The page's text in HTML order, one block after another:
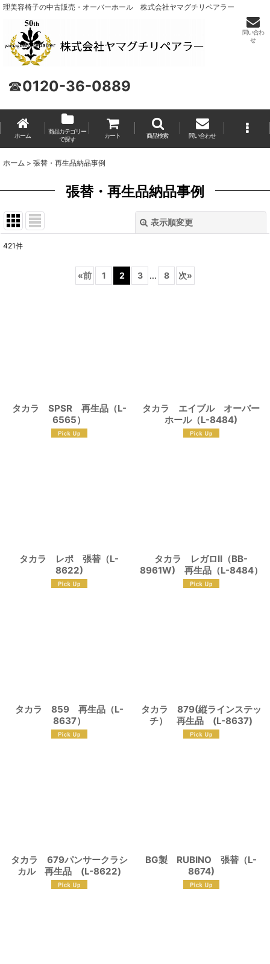
理美容椅子の中古販売・オーバーホール 株式会社ヤマグチリペアラー
☎0120-36-0889
問い合わ
せ
ホーム
商品カテゴリー
で探す
カート 商品検索 問い合わせ
ホーム > 張替・再生品納品事例
張替・再生品納品事例
表示順変更
421件
«前 1 2 3 ... 8 次»
タカラ SPSR 再生品（L-
6565）
タカラ エイブル オーバー
ホール（L-8484)
タカラ レポ 張替（L-
8622)
タカラ レガロII（BB-
8961W) 再生品（L-8484）
タカラ 859 再生品（L-
8637）
タカラ 879(縦ラインステッ
チ） 再生品 (L-8637)
タカラ 679パンサークラシ
カル 再生品 (L-8622)
BG製 RUBINO 張替（L-
8674)